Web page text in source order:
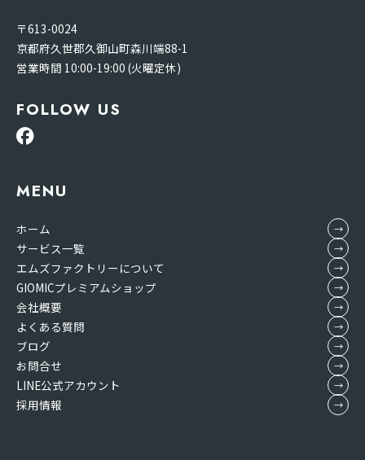
〒613-0024
京都府久世郡久御山町森川端88-1
営業時間 10:00-19:00 (火曜定休)
FOLLOW US
MENU
ホーム
サービス一覧
エムズファクトリーについて
GIOMICプレミアムショップ
会社概要
よくある質問
ブログ
お問合せ
LINE公式アカウント
採用情報